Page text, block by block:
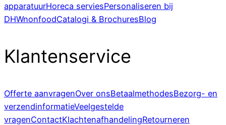
apparatuurHoreca serviesPersonaliseren bij
DHWnonfoodCatalogi & BrochuresBlog
Klantenservice
Offerte aanvragenOver onsBetaalmethodesBezorg- en
verzendinformatieVeelgestelde
vragenContactKlachtenafhandelingRetourneren